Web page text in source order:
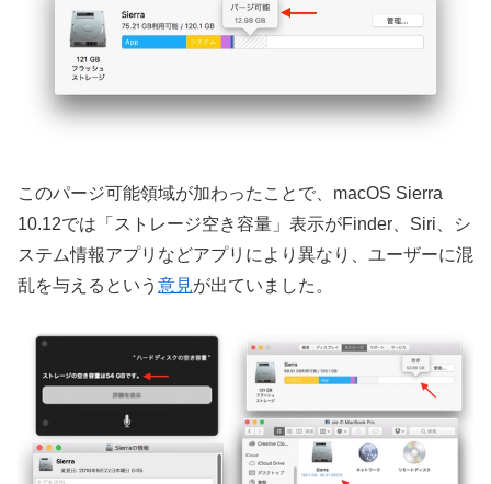
このパージ可能領域が加わったことで、macOS Sierra
10.12では「ストレージ空き容量」表示がFinder、Siri、シ
ステム情報アプリなどアプリにより異なり、ユーザーに混
乱を与えるという 意見が出ていました。